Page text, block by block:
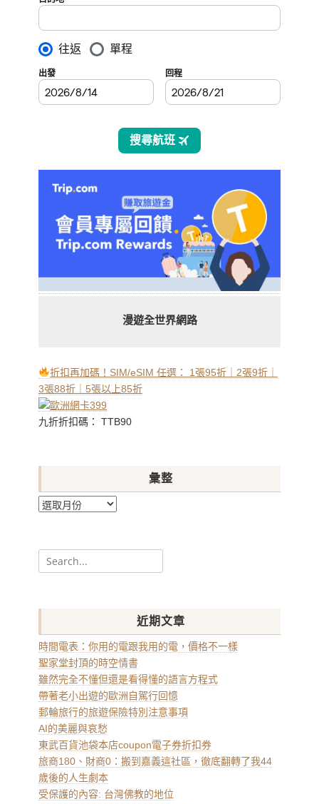
漫遊全世界網路
折扣再加碼！SIM/eSIM 任選： 1張95折｜2張9折｜
3張88折｜5張以上85折
九折折扣碼： TTB90
彙整
彙
Search
for:
近期文章
時間電表：你用的電跟我用的電，價格不一樣
聖家堂封頂的時空情書
雖然完全不懂但還是看得懂的語言方程式
帶著老小出遊的歐洲自駕行回憶
郵輪旅行的旅遊保險特別注意事項
AI的美麗與哀愁
東武百貨池袋本店coupon電子券折扣券
旅商180、財商0：搬到嘉義這社區，徹底翻轉了我44
歲後的人生劇本
受保護的內容: 台灣佛教的地位